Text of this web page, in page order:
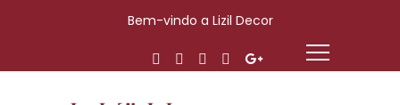
Bem-vindo a Lizil Decor